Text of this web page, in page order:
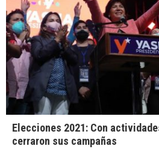
Elecciones 2021: Con
cerraron sus campañas